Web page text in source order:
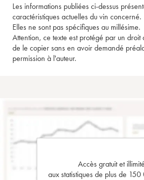
Les informations publiées ci-dessus
caractéristiques actuelles du vin concerné.
Elles ne sont pas spécifiques au millésime.
Attention, ce texte est protégé par un droit
de le copier sans en avoir demandé
permission à l'auteur.
Accès gratuit et illimité
aux statistiques de plus de